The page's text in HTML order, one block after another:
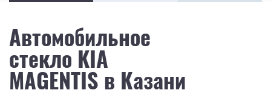
Автомобильное
стекло KIA
MAGENTIS в Казани